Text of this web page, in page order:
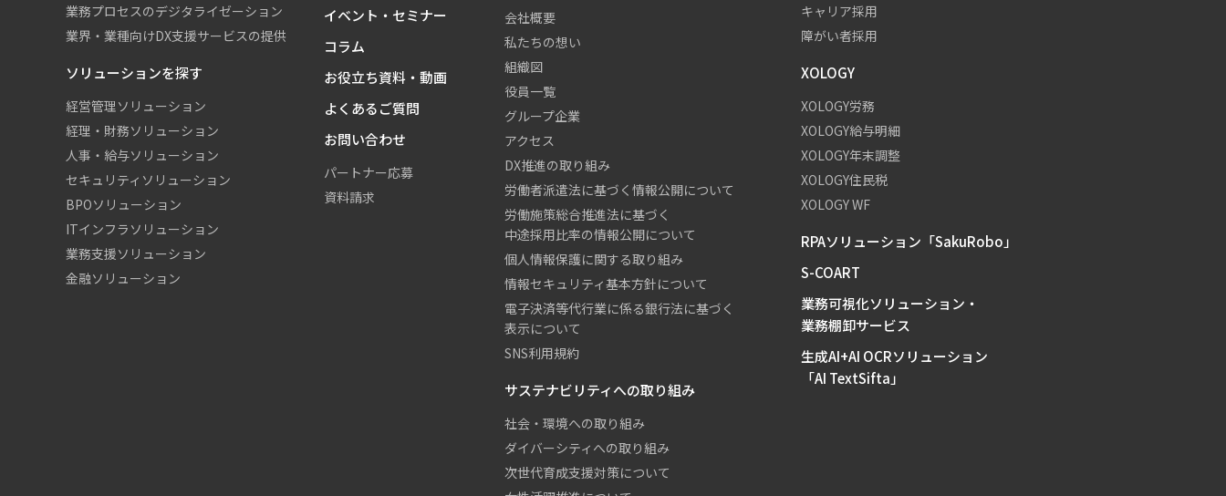
業務プロセスのデジタライゼーション
業界・業種向けDX支援サービスの提供
ソリューションを探す
経営管理ソリューション
経理・財務ソリューション
人事・給与ソリューション
セキュリティソリューション
BPOソリューション
ITインフラソリューション
業務支援ソリューション
金融ソリューション
イベント・セミナー
コラム
お役立ち資料・動画
よくあるご質問
お問い合わせ
パートナー応募
資料請求
会社概要
私たちの想い
組織図
役員一覧
グループ企業
アクセス
DX推進の取り組み
労働者派遣法に基づく情報公開について
労働施策総合推進法に基づく
中途採用比率の情報公開について
個人情報保護に関する取り組み
情報セキュリティ基本方針について
電子決済等代行業に係る銀行法に基づく
表示について
SNS利用規約
サステナビリティへの取り組み
社会・環境への取り組み
ダイバーシティへの取り組み
次世代育成支援対策について
キャリア採用
障がい者採用
XOLOGY
XOLOGY労務
XOLOGY給与明細
XOLOGY年末調整
XOLOGY住民税
XOLOGY WF
RPAソリューション「SakuRobo」
S-COART
業務可視化ソリューション・
業務棚卸サービス
生成AI+AI OCRソリューション
「AI TextSifta」